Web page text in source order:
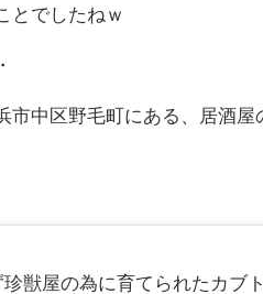
とでしたねｗ
中区野毛町にある、居酒屋
獣屋の為に育てられたカブ